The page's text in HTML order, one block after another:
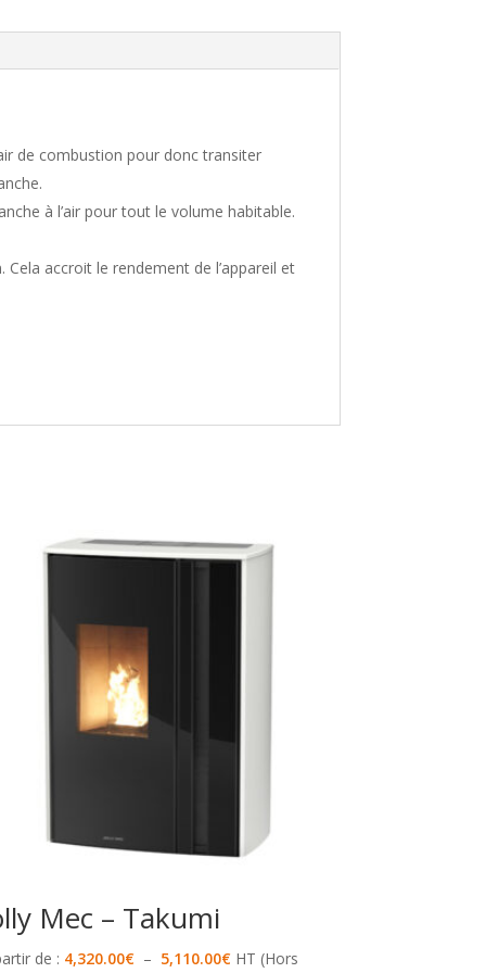
de combustion pour donc transiter
à l’air pour tout le volume habitable.
accroit le rendement de l’appareil et
Mec – Takumi
de : 4,320.00€ – 5,110.00€Plage
HT (Hors